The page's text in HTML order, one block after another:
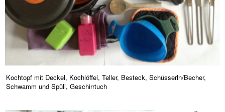
Kochtopf mit Deckel, Kochlöffel, Teller, Besteck, Schüsserln/Becher,
Schwamm und Spüli, Geschirrtuch